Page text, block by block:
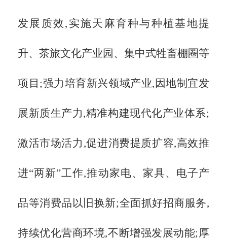
发展质效,实施天麻育种与种植基地提
升、茶旅文化产业园、集中式牲畜棚圈等
项目;强力培育新兴领域产业,因地制宜发
展新质生产力,精准构建现代化产业体系;
激活市场活力,促进消费提质扩容,高效推
进“两新”工作,推动家电、家具、电子产
品等消费品以旧换新;全面抓好招商服务,
持续优化营商环境,不断增强发展动能;厚